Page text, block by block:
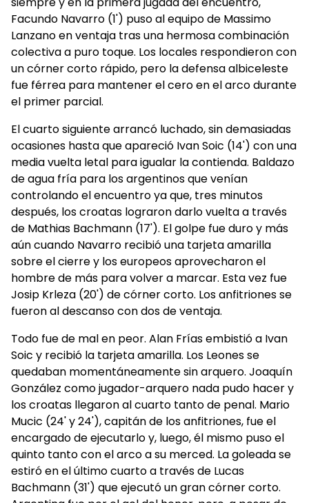
Facundo Navarro (1') puso al equipo de Massimo
Lanzano en ventaja tras una hermosa combinación
colectiva a puro toque. Los locales respondieron con
un córner corto rápido, pero la defensa albiceleste
fue férrea para mantener el cero en el arco durante
el primer parcial.
El cuarto siguiente arrancó luchado, sin demasiadas
ocasiones hasta que apareció Ivan Soic (14') con una
media vuelta letal para igualar la contienda. Baldazo
de agua fría para los argentinos que venían
controlando el encuentro ya que, tres minutos
después, los croatas lograron darlo vuelta a través
de Mathias Bachmann (17'). El golpe fue duro y más
aún cuando Navarro recibió una tarjeta amarilla
sobre el cierre y los europeos aprovecharon el
hombre de más para volver a marcar. Esta vez fue
Josip Krleza (20') de córner corto. Los anfitriones se
fueron al descanso con dos de ventaja.
Todo fue de mal en peor. Alan Frías embistió a Ivan
Soic y recibió la tarjeta amarilla. Los Leones se
quedaban momentáneamente sin arquero. Joaquín
González como jugador-arquero nada pudo hacer y
los croatas llegaron al cuarto tanto de penal. Mario
Mucic (24' y 24'), capitán de los anfitriones, fue el
encargado de ejecutarlo y, luego, él mismo puso el
quinto tanto con el arco a su merced. La goleada se
estiró en el último cuarto a través de Lucas
Bachmann (31') que ejecutó un gran córner corto.